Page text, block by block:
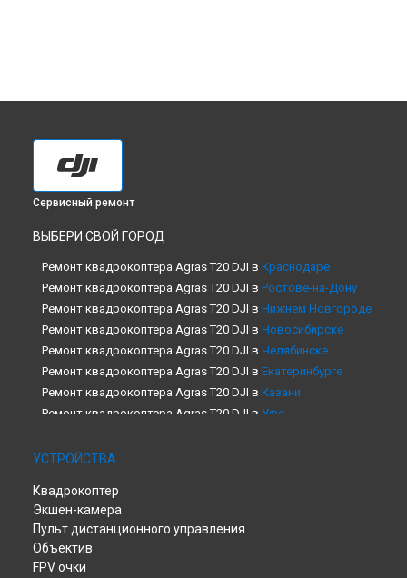
Сервисный ремонт
ВЫБЕРИ СВОЙ ГОРОД
Ремонт квадрокоптера Agras T20 DJI в Краснодаре
Ремонт квадрокоптера Agras T20 DJI в Ростове-на-Дону
Ремонт квадрокоптера Agras T20 DJI в Нижнем Новгороде
Ремонт квадрокоптера Agras T20 DJI в Новосибирске
Ремонт квадрокоптера Agras T20 DJI в Челябинске
Ремонт квадрокоптера Agras T20 DJI в Екатеринбурге
Ремонт квадрокоптера Agras T20 DJI в Казани
Ремонт квадрокоптера Agras T20 DJI в Уфе
Ремонт квадрокоптера Agras T20 DJI в
Ремонт квадрокоптера Agras T20 DJI в
Ремонт квадрокоптера Agras T20 DJI в
Ремонт квадрокоптера Agras T20 DJI в
Ремонт квадрокоптера Agras T20 DJI в
УСТРОЙСТВА
Квадрокоптер
Экшен-камера
Пульт дистанционного управления
Объектив
FPV очки